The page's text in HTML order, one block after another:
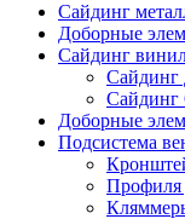
Сайдинг
Доборные
Сайдинг
Сайдинг
Сайдинг
Доборные
Подсистема
Профиля